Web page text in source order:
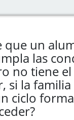
que un
las
no tiene
si la
ciclo